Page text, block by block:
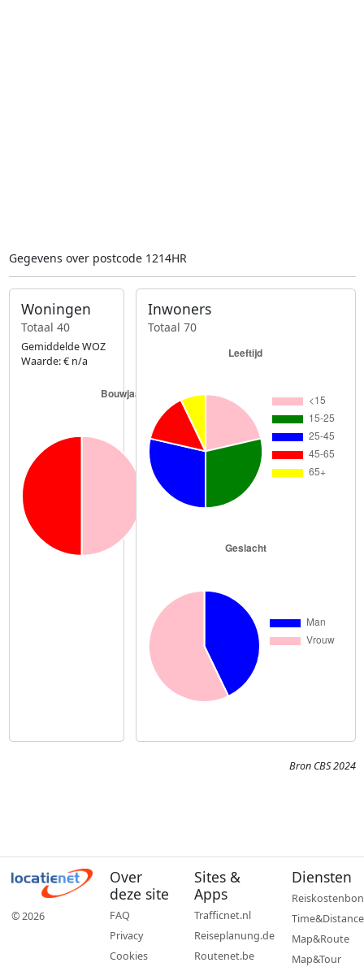
Gegevens over postcode 1214HR
Woningen
Totaal 40
Gemiddelde WOZ
Waarde: € n/a
Inwoners
Totaal 70
Bron CBS 2024
© 2026
Over
deze site
FAQ
Privacy
Cookies
Sites &
Apps
Trafficnet.nl
Reiseplanung.de
Routenet.be
Diensten
Reiskostenbon
Time&Distance
Map&Route
Map&Tour